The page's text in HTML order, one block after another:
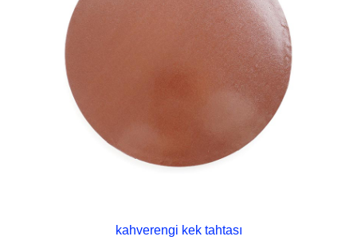
kahverengi kek tahtası